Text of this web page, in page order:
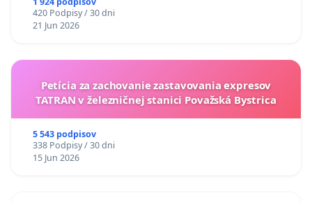
situácie v školstve
420 Podpisy / 30 dni
21 Jun 2026
Petícia za zachovanie zastavovania expresov
TATRAN v železničnej stanici Považská Bystrica
5 543 podpisov
338 Podpisy / 30 dni
15 Jun 2026